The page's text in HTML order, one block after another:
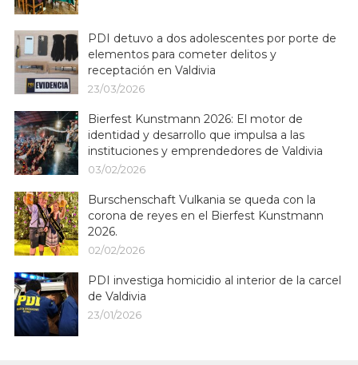
PDI detuvo a dos adolescentes por porte de
elementos para cometer delitos y
receptación en Valdivia
23/03/2026
Bierfest Kunstmann 2026: El motor de
identidad y desarrollo que impulsa a las
instituciones y emprendedores de Valdivia
03/02/2026
Burschenschaft Vulkania se queda con la
corona de reyes en el Bierfest Kunstmann
2026.
02/02/2026
PDI investiga homicidio al interior de la carcel
de Valdivia
23/01/2026